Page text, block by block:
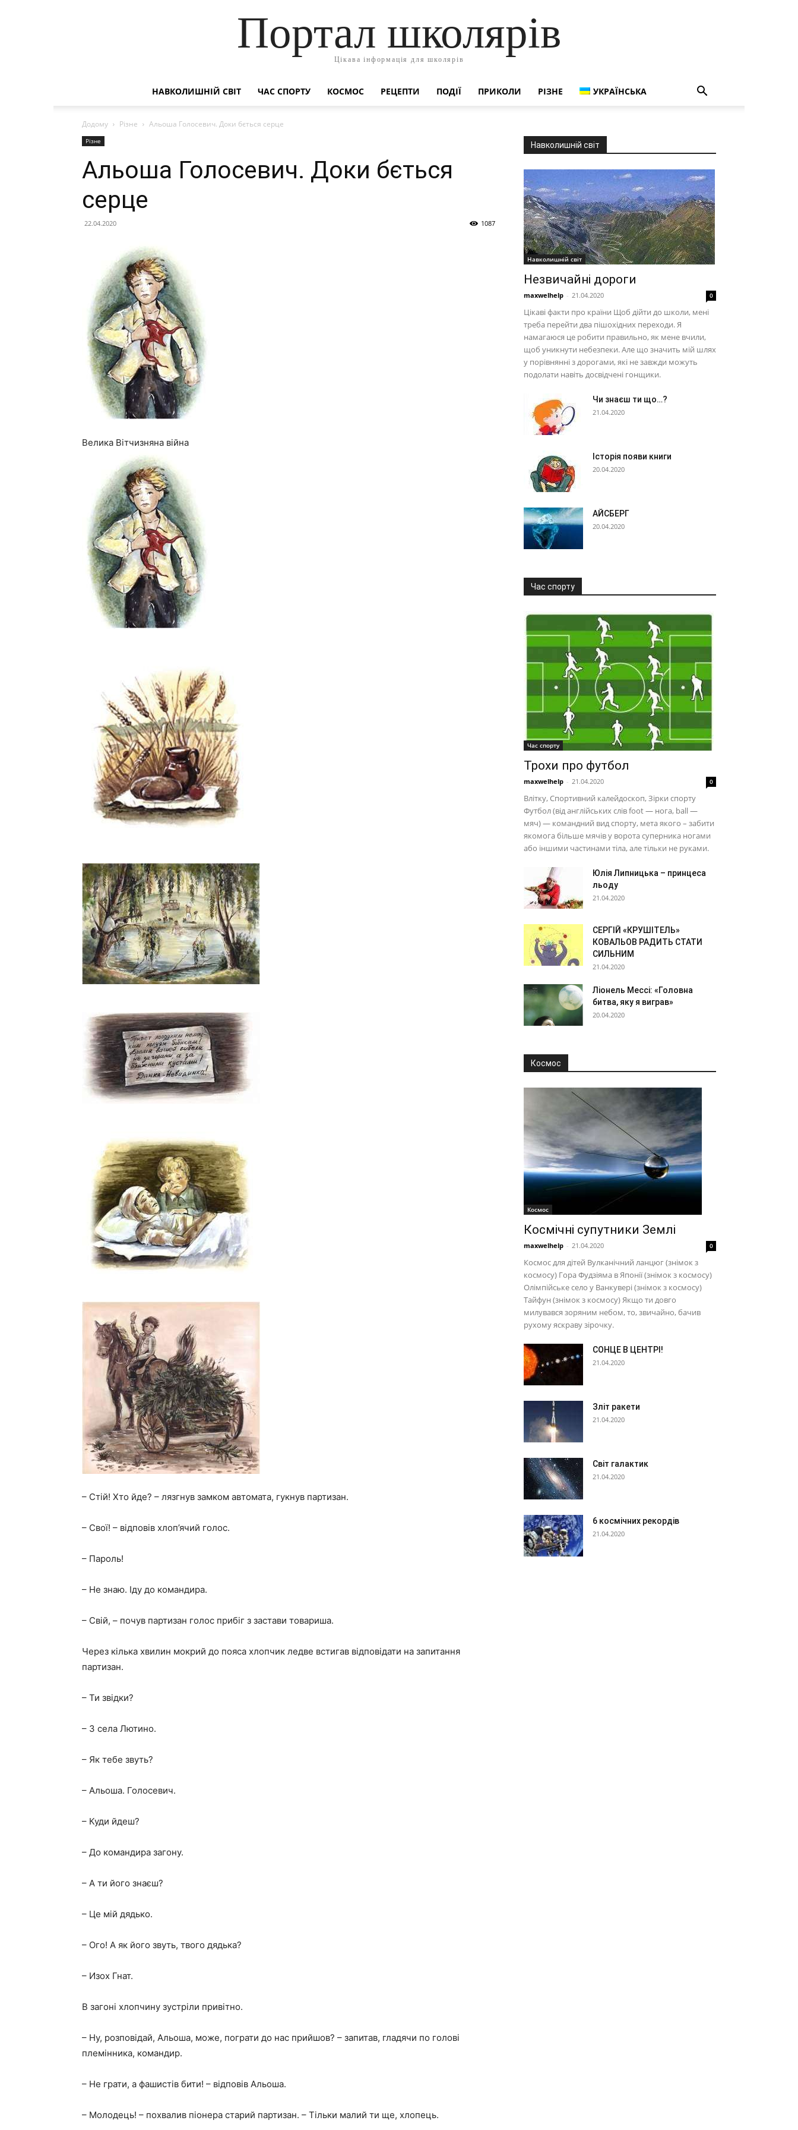
Портал школярів
Цікава інформація для школярів
НАВКОЛИШНІЙ СВІТ ЧАС СПОРТУ КОСМОС РЕЦЕПТИ ПОДІЇ ПРИКОЛИ РІЗНЕ УКРАЇНСЬКА
Додому Різне Альоша Голосевич. Доки бється серце
Різне
Альоша Голосевич. Доки бється
серце
22.04.2020 1087
Велика Вітчизняна війна
– Стій! Хто йде? – лязгнув замком автомата, гукнув партизан.
– Свої! – відповів хлоп’ячий голос.
– Пароль!
– Не знаю. Іду до командира.
– Свій, – почув партизан голос прибіг з застави товариша.
Через кілька хвилин мокрий до пояса хлопчик ледве встигав відповідати на запитання
партизан.
– Ти звідки?
– З села Лютино.
– Як тебе звуть?
– Альоша. Голосевич.
– Куди йдеш?
– До командира загону.
– А ти його знаєш?
– Це мій дядько.
– Ого! А як його звуть, твого дядька?
– Изох Гнат.
В загоні хлопчину зустріли привітно.
– Ну, розповідай, Альоша, може, пограти до нас прийшов? – запитав, гладячи по голові
племінника, командир.
– Не грати, а фашистів бити! – відповів Альоша.
– Молодець! – похвалив піонера старий партизан. – Тільки малий ти ще, хлопець.
Навколишній світ
Навколишній світ
Незвичайні дороги
maxwelhelp - 21.04.2020 0
Цікаві факти про країни Щоб дійти до школи, мені
треба перейти два пішохідних переходи. Я
намагаюся це робити правильно, як мене вчили,
щоб уникнути небезпеки. Але що значить мій шлях
у порівнянні з дорогами, які не завжди можуть
подолати навіть досвідчені гонщики.
Чи знаєш ти що…?
21.04.2020
Історія появи книги
20.04.2020
АЙСБЕРГ
20.04.2020
Час спорту
Час спорту
Трохи про футбол
maxwelhelp - 21.04.2020 0
Влітку, Спортивний калейдоскоп, Зірки спорту
Футбол (від англійських слів foot — нога, ball —
мяч) — командний вид спорту, мета якого – забити
якомога більше мячів у ворота суперника ногами
або іншими частинами тіла, але тільки не руками.
Юлія Липницька – принцеса
льоду
21.04.2020
СЕРГІЙ «КРУШІТЕЛЬ»
КОВАЛЬОВ РАДИТЬ СТАТИ
СИЛЬНИМ
21.04.2020
Ліонель Мессі: «Головна
битва, яку я виграв»
20.04.2020
Космос
Космос
Космічні супутники Землі
maxwelhelp - 21.04.2020 0
Космос для дітей Вулканічний ланцюг (знімок з
космосу) Гора Фудзіяма в Японії (знімок з космосу)
Олімпійське село у Ванкувері (знімок з космосу)
Тайфун (знімок з космосу) Якщо ти довго
милувався зоряним небом, то, звичайно, бачив
рухому яскраву зірочку.
СОНЦЕ В ЦЕНТРІ!
21.04.2020
Зліт ракети
21.04.2020
Світ галактик
21.04.2020
6 космічних рекордів
21.04.2020